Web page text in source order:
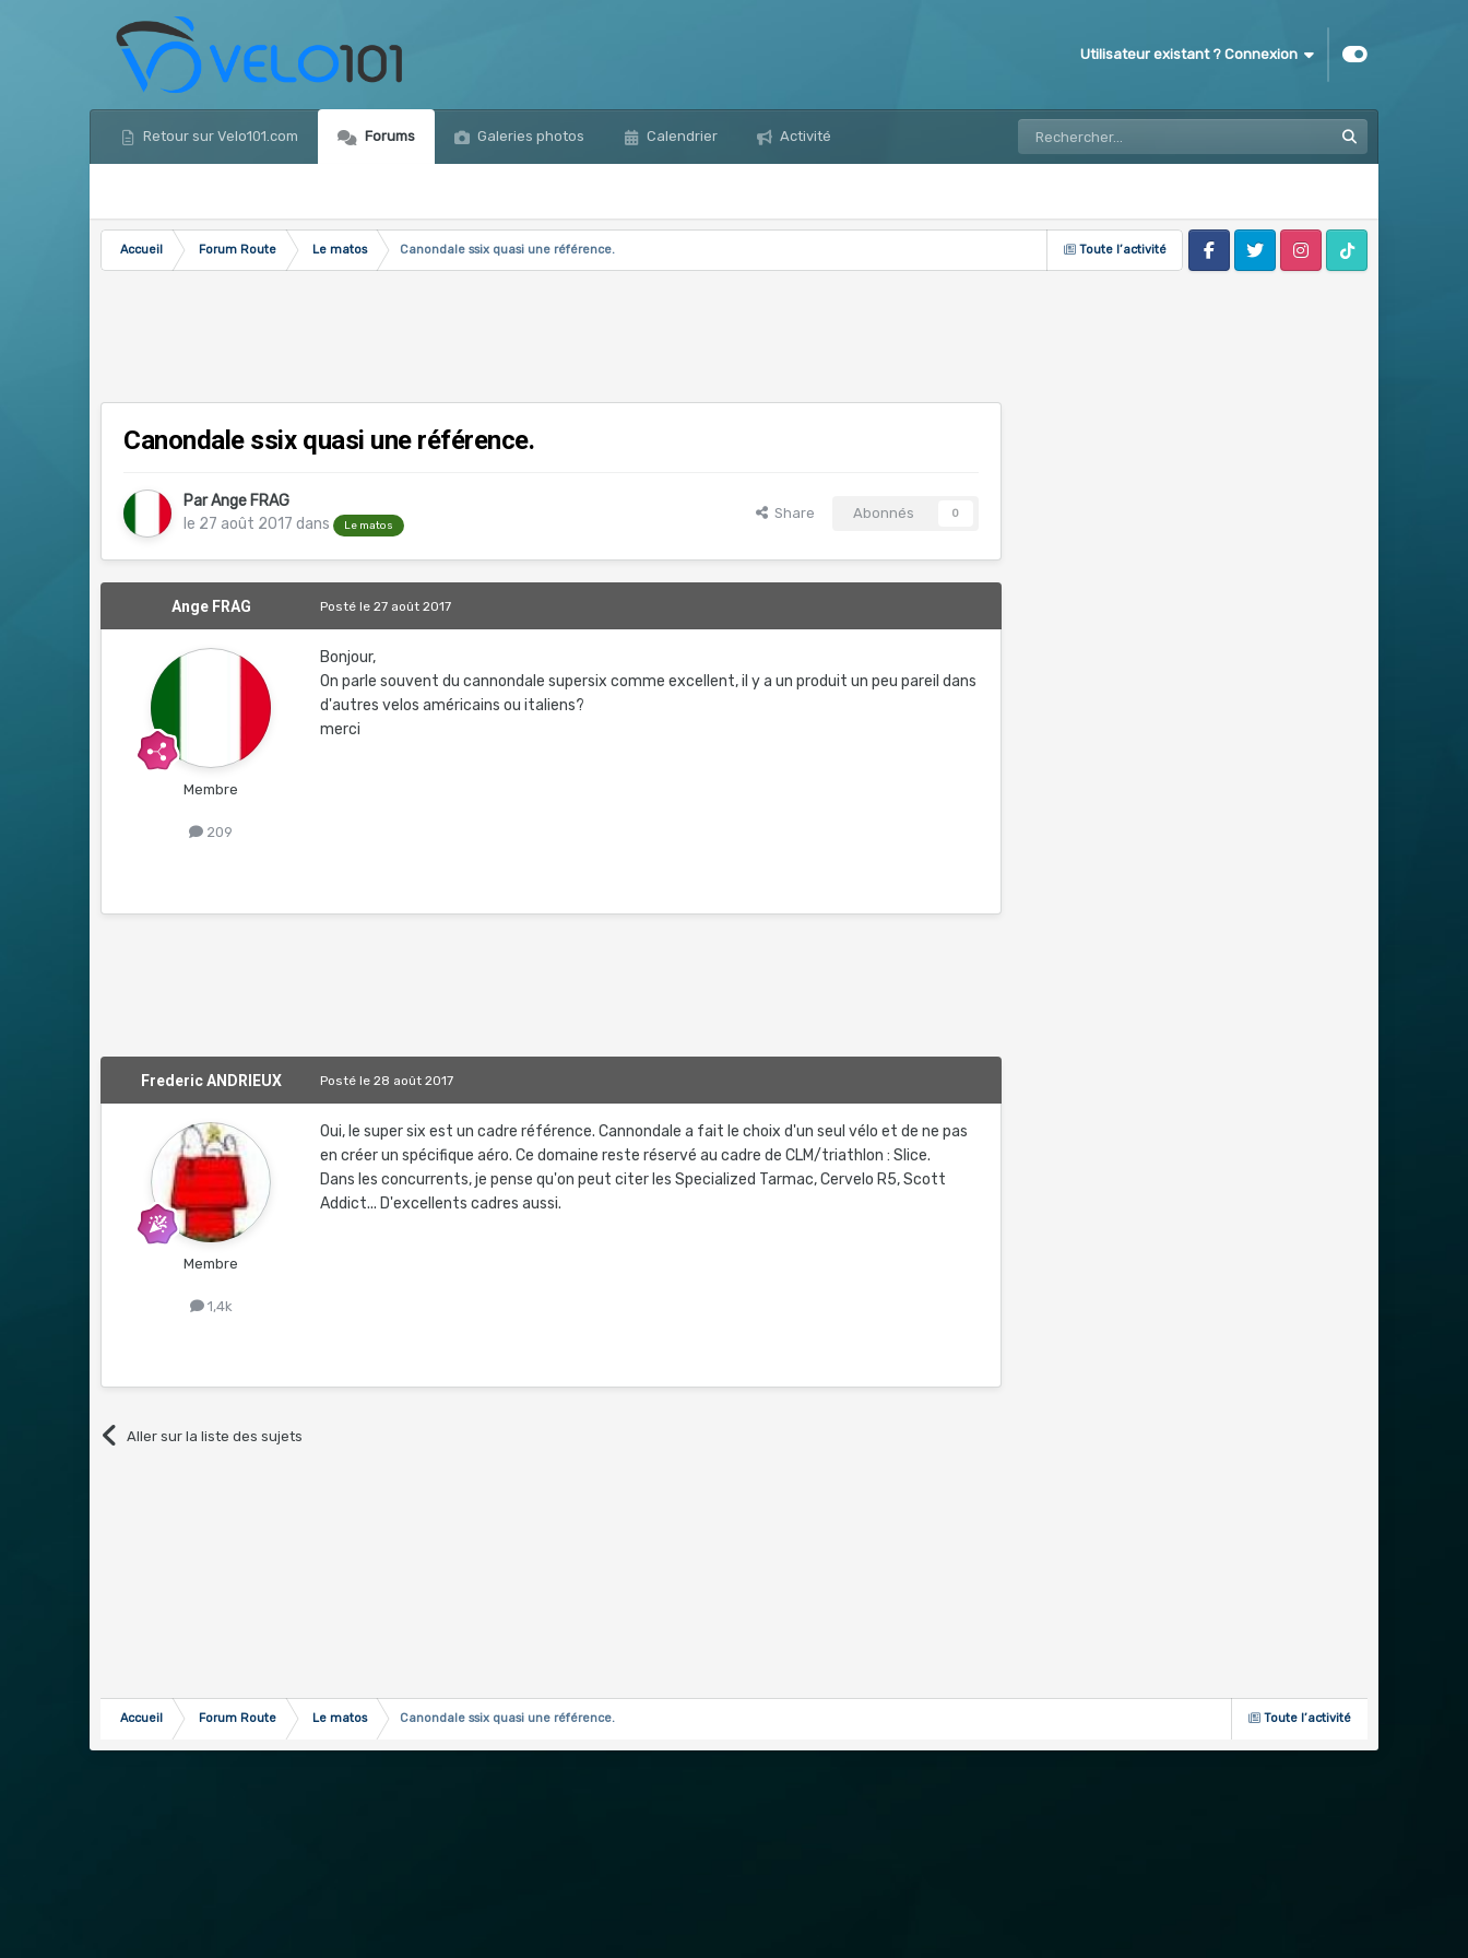
Utilisateur existant ? Connexion
Retour sur Velo101.com Forums Galeries photos Calendrier Activité
Toute l’activité
Accueil Forum Route Le matos
Canondale ssix quasi une référence.
FacebookTwitter InstagramTik Tok
Canondale ssix quasi une référence.
ParAnge FRAG
le 27 août 2017 dans Le matos
Share Abonnés 0
Ange FRAG
Membre
209
Postéle 27 août 2017
Bonjour,
On parle souvent du cannondale supersix comme excellent, il y a un produit un peu pareil dans
d'autres velos américains ou italiens?
merci
Frederic ANDRIEUX
Membre
1,4k
Postéle 28 août 2017
Oui, le super six est un cadre référence. Cannondale a fait le choix d'un seul vélo et de ne pas
en créer un spécifique aéro. Ce domaine reste réservé au cadre de CLM/triathlon : Slice.
Dans les concurrents, je pense qu'on peut citer les Specialized Tarmac, Cervelo R5, Scott
Addict... D'excellents cadres aussi.
Aller sur la liste des sujets
Toute l’activité
Accueil Forum Route Le matos Canondale ssix quasi une référence.